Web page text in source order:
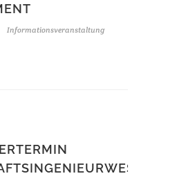
Informationsveranstaltung